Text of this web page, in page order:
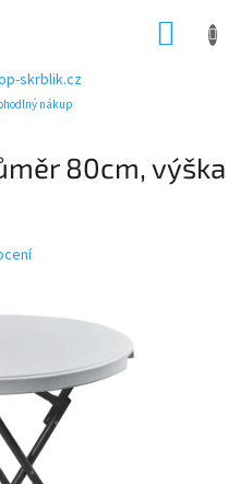
skrblik.cz
nákup
80cm, výška